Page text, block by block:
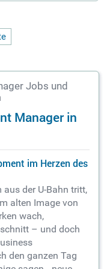
Jobs und
Manager in
im Herzen des
der U-Bahn tritt,
alten Image von
wach,
– und doch
den ganzen Tag